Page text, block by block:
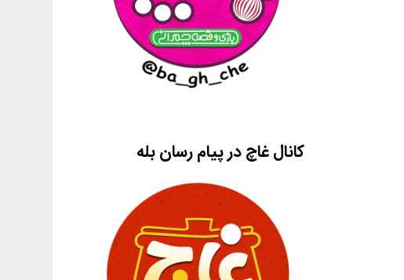
کانال غاچ در پیام رسان بله